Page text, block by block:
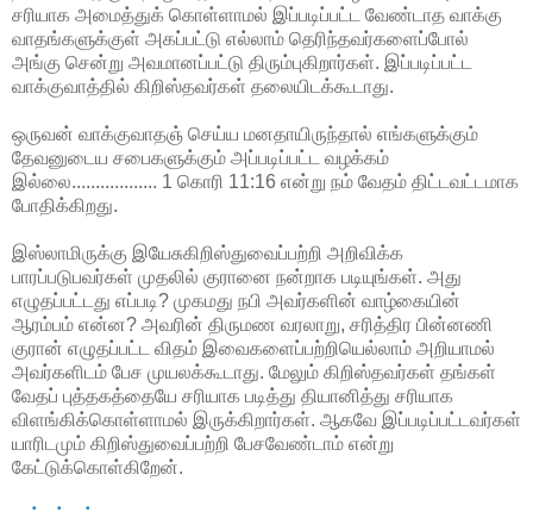
சரியாக அமைத்துக் கொள்ளாமல் இப்படிப்பட்ட வேண்டாத வாக்கு
வாதங்களுக்குள் அகப்பட்டு எல்லாம் தெரிந்தவர்களைப்போல்
அங்கு சென்று அவமானப்பட்டு திரும்புகிறார்கள். இப்படிப்பட்ட
வாக்குவாத்தில் கிறிஸ்தவர்கள் தலையிடக்கூடாது.
ஒருவன் வாக்குவாதஞ் செய்ய மனதாயிருந்தால் எங்களுக்கும்
தேவனுடைய சபைகளுக்கும் அப்படிப்பட்ட வழக்கம்
இல்லை.................. 1 கொரி 11:16 என்று நம் வேதம் திட்டவட்டமாக
போதிக்கிறது.
இஸ்லாமிருக்கு இயேசுகிறிஸ்துவைப்பற்றி அறிவிக்க
பாரப்படுபவர்கள் முதலில் குரானை நன்றாக படியுங்கள். அது
எழுதப்பட்டது எப்படி? முகமது நபி அவர்களின் வாழ்கையின்
ஆரம்பம் என்ன? அவரின் திருமண வரலாறு, சரித்திர பின்னணி
குரான் எழுதப்பட்ட விதம் இவைகளைப்பற்றியெல்லாம் அறியாமல்
அவர்களிடம் பேச முயலக்கூடாது. மேலும் கிறிஸ்தவர்கள் தங்கள்
வேதப் புத்தகத்தையே சரியாக படித்து தியானித்து சரியாக
விளங்கிக்கொள்ளாமல் இருக்கிறார்கள். ஆகவே இப்படிப்பட்டவர்கள்
யாரிடமும் கிறிஸ்துவைப்பற்றி பேசவேண்டாம் என்று
கேட்டுக்கொள்கிறேன்.